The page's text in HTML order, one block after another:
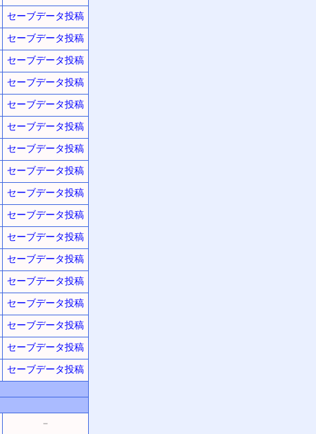
セーブデータ投稿
セーブデータ投稿
セーブデータ投稿
セーブデータ投稿
セーブデータ投稿
セーブデータ投稿
セーブデータ投稿
セーブデータ投稿
セーブデータ投稿
セーブデータ投稿
セーブデータ投稿
セーブデータ投稿
セーブデータ投稿
セーブデータ投稿
セーブデータ投稿
セーブデータ投稿
セーブデータ投稿
－